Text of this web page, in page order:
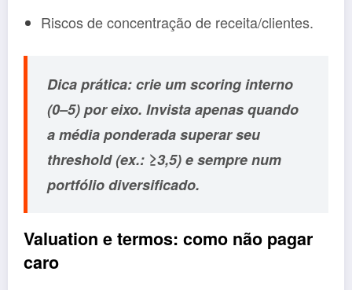
Riscos de concentração de receita/clientes.
Dica prática: crie um scoring interno
(0–5) por eixo. Invista apenas quando
a média ponderada superar seu
threshold (ex.: ≥3,5) esemprenum
portfólio diversificado.
Valuation e termos: como não pagar
caro